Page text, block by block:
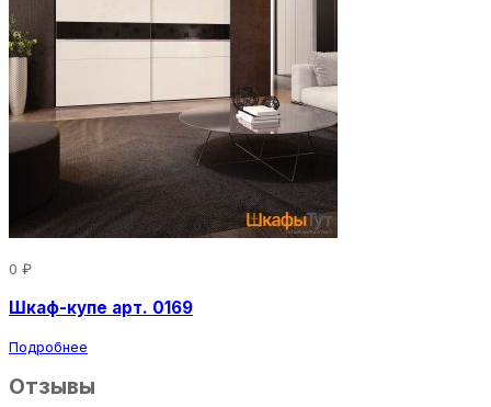
0 ₽
Шкаф-купе арт. 0169
Подробнее
Отзывы